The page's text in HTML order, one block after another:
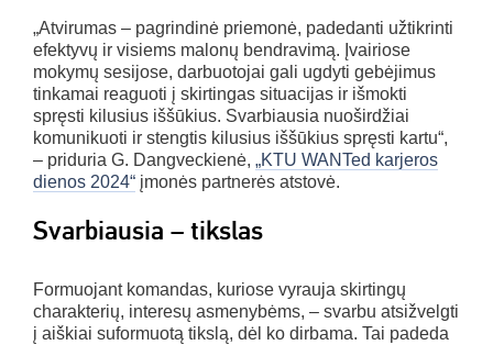
„Atvirumas – pagrindinė priemonė, padedanti užtikrinti
efektyvų ir visiems malonų bendravimą. Įvairiose
mokymų sesijose, darbuotojai gali ugdyti gebėjimus
tinkamai reaguoti į skirtingas situacijas ir išmokti
spręsti kilusius iššūkius. Svarbiausia nuoširdžiai
komunikuoti ir stengtis kilusius iššūkius spręsti kartu“,
– priduria G. Dangveckienė, „KTU WANTed karjeros
dienos 2024“ įmonės partnerės atstovė.
Svarbiausia – tikslas
Formuojant komandas, kuriose vyrauja skirtingų
charakterių, interesų asmenybėms, – svarbu atsižvelgti
į aiškiai suformuotą tikslą, dėl ko dirbama. Tai padeda